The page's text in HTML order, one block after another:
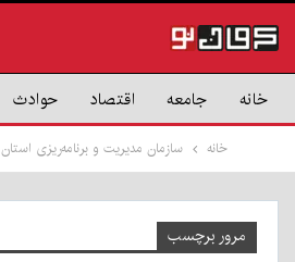
خانه جامعه اقتصاد حوادث
خانه سازمان مدیریت و برنامه‌ریزی استان
مرور برچسب